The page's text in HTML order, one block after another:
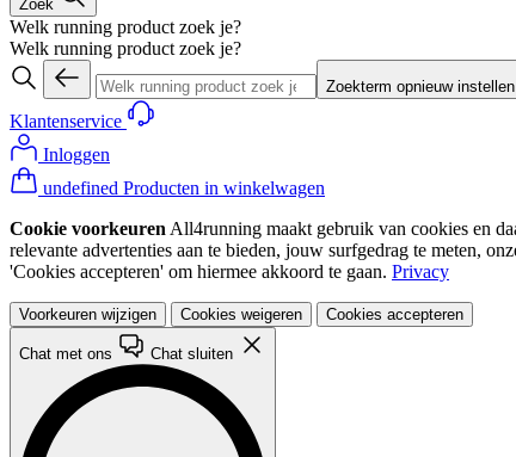
Zoek
Welk running product zoek je?
Welk running product zoek je?
Zoekterm opnieuw instellen
Klantenservice
Inloggen
undefined Producten in winkelwagen
Cookie voorkeuren All4running maakt gebruik van cookies en
relevante advertenties aan te bieden, jouw surfgedrag te meten,
'Cookies accepteren' om hiermee akkoord te gaan. Privacy
Voorkeuren wijzigen Cookies weigeren Cookies accepteren
Chat met ons Chat sluiten